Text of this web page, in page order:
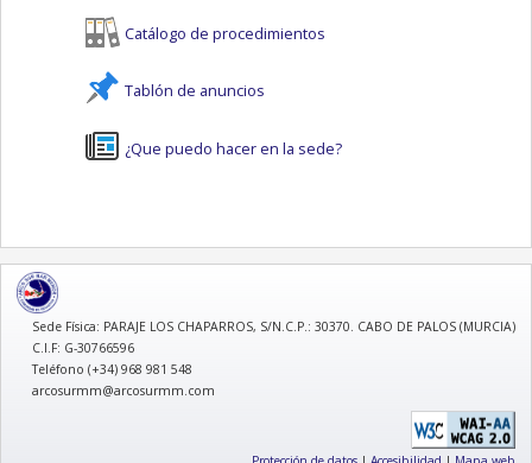
Catálogo de procedimientos
Tablón de anuncios
¿Que puedo hacer en la sede?
logo
Sede Física: PARAJE LOS CHAPARROS, S/N.C.P.: 30370. CABO DE PALOS (MURCIA)
C.I.F: G-30766596
Teléfono (+34) 968 981 548
arcosurmm@arcosurmm.com